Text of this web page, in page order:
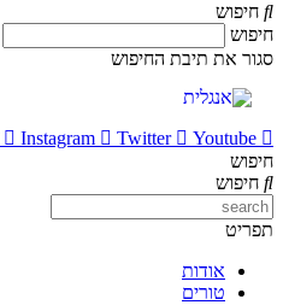
חיפוש
חיפוש
סגור את תיבת החיפוש
Instagram Twitter
Youtube
חיפוש
חיפוש
תפריט
אודות
טורים